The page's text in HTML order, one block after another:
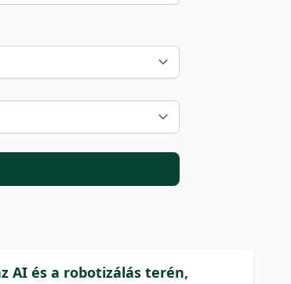
AI és a robotizálás terén,